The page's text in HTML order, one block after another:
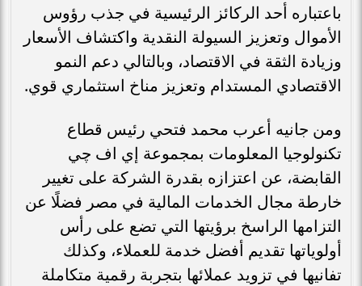
باعتباره أحد الركائز الرئيسية في جذب رؤوس
الأموال وتعزيز السيولة النقدية واكتشاف الأسعار
وزيادة الثقة في الاقتصاد، وبالتالي دعم النمو
الاقتصادي المستدام وتعزيز مناخ استثماري قوي.
ومن جانيه أعرب محمد فتحي رئيس قطاع
تكنولوجيا المعلومات بمجموعة إي اف چي
القابضة، عن اعتزازه بقدرة الشركة على تغيير
خارطة مجال الخدمات المالية في مصر فضلًا عن
التزامها الراسخ برؤيتها التي تضع على رأس
أولوياتها تقديم أفضل خدمة للعملاء، وكذلك
تفانيها في تزويد عملائها بتجربة رقمية متكاملة